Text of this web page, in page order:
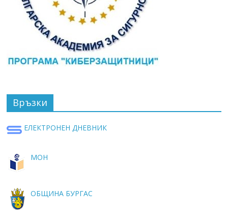
Връзки
ЕЛЕКТРОНЕН ДНЕВНИК
МОН
ОБЩИНА БУРГАС